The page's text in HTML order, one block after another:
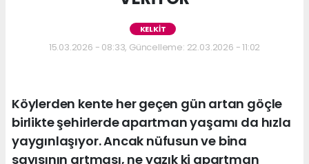
KELKİT
15.03.2026 - 08:33, Güncelleme: 22.03.2026 - 11:02
Köylerden kente her geçen gün artan göçle
birlikte şehirlerde apartman yaşamı da hızla
yaygınlaşıyor. Ancak nüfusun ve bina
sayısının artması, ne yazık ki apartman